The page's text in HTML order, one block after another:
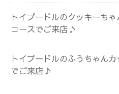
トイプードルのクッキーち
コースでご来店♪
トイプードルのふうちゃん
でご来店♪